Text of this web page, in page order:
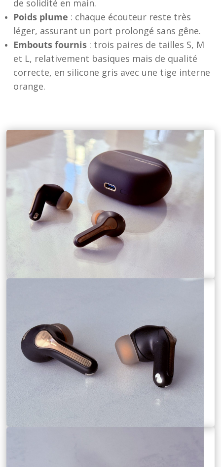
de solidité en main.
Poids plume : chaque écouteur reste très
léger, assurant un port prolongé sans gêne.
Embouts fournis : trois paires de tailles S, M
et L, relativement basiques mais de qualité
correcte, en silicone gris avec une tige interne
orange.